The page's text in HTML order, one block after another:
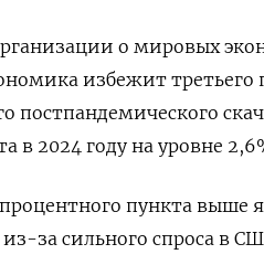
о мировых
избежит
постпандемического
в 2024 году на уровне
пункта выше
за сильного спроса в